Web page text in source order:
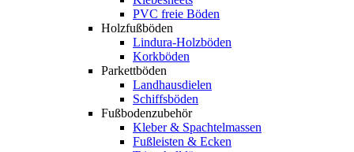
PVC freie Böden
Holzfußböden
Lindura-Holzböden
Korkböden
Parkettböden
Landhausdielen
Schiffsböden
Fußbodenzubehör
Kleber & Spachtelmassen
Fußleisten & Ecken